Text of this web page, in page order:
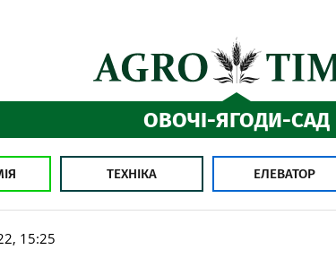
ОВОЧІ-ЯГОДИ-САД
ТЕХНІКА ЕЛЕВАТОР
15:25